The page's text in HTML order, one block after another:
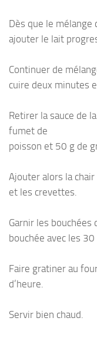
Dès que le mélange
ajouter le lait
Continuer de
cuire deux minutes
Retirer la sauce de
fumet de
poisson et 50 g de
Ajouter alors la
et les crevettes.
Garnir les bouchées
bouchée avec les
Faire gratiner au
d’heure.
Servir bien chaud.